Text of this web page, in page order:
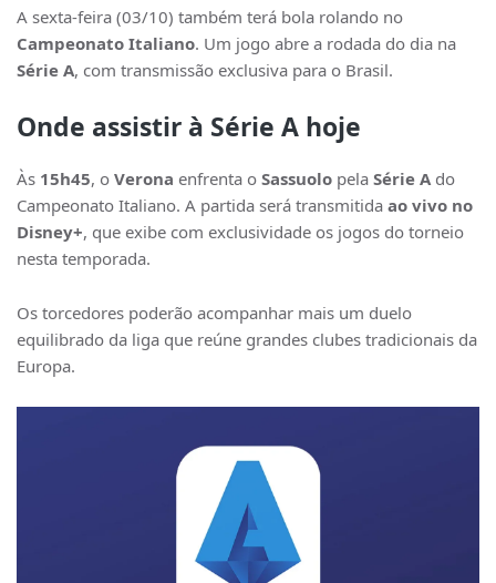
A sexta-feira (03/10) também terá bola rolando no
Campeonato Italiano. Um jogo abre a rodada do dia na
Série A, com transmissão exclusiva para o Brasil.
Onde assistir à Série A hoje
Às 15h45, o Verona enfrenta o Sassuolo pela Série Ado
Campeonato Italiano. A partida será transmitida ao vivo no
Disney+, que exibe com exclusividade os jogos do torneio
nesta temporada.
Os torcedores poderão acompanhar mais um duelo
equilibrado da liga que reúne grandes clubes tradicionais da
Europa.